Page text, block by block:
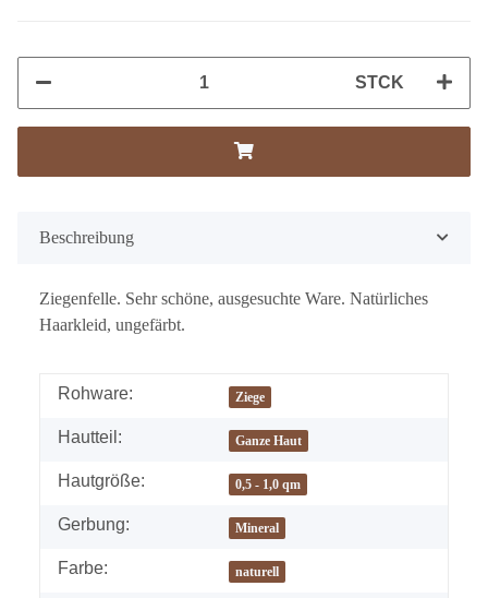
STCK
Beschreibung
Ziegenfelle. Sehr schöne, ausgesuchte Ware. Natürliches
Haarkleid, ungefärbt.
Rohware: Ziege
Hautteil: Ganze Haut
Hautgröße: 0,5 - 1,0 qm
Gerbung: Mineral
Farbe: naturell